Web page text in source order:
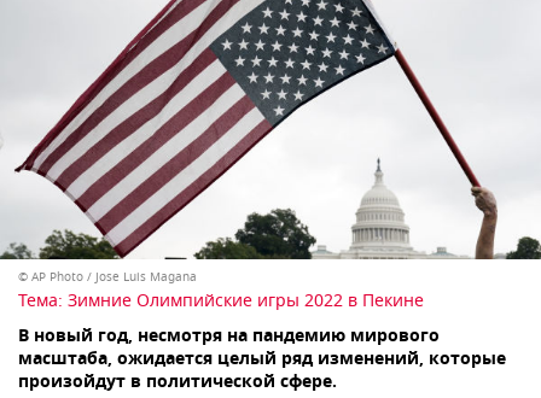
© AP Photo / Jose Luis Magana
Тема: Зимние Олимпийские игры 2022 в Пекине
В новый год, несмотря на пандемию мирового
масштаба, ожидается целый ряд изменений, которые
произойдут в политической сфере.